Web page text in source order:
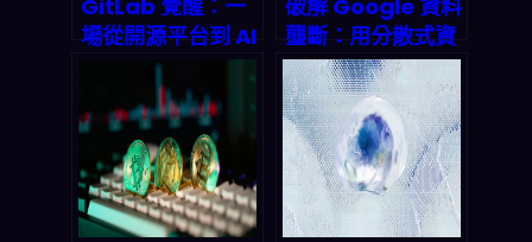
GitLab 覺醒：一
場從開源平台到 AI
代理軍團的豪賭，
2027 年市值將翻
倍？
破解 Google 資料
壟斷：用分散式資
料市場＋聯邦學習
＋差分隱私，做出
更公平透明的 AI
搜尋與廣告